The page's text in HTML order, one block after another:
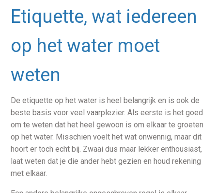
Etiquette, wat iedereen
op het water moet
weten
De etiquette op het water is heel belangrijk en is ook de
beste basis voor veel vaarplezier. Als eerste is het goed
om te weten dat het heel gewoon is om elkaar te groeten
op het water. Misschien voelt het wat onwennig, maar dit
hoort er toch echt bij. Zwaai dus maar lekker enthousiast,
laat weten dat je die ander hebt gezien en houd rekening
met elkaar.